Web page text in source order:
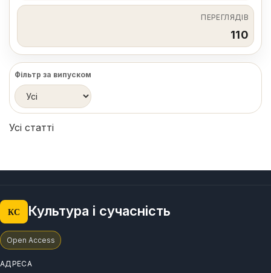
ПЕРЕГЛЯДІВ
110
Фільтр за випуском
Усі статті
КС Культура і сучасність
Open Access
АДРЕСА